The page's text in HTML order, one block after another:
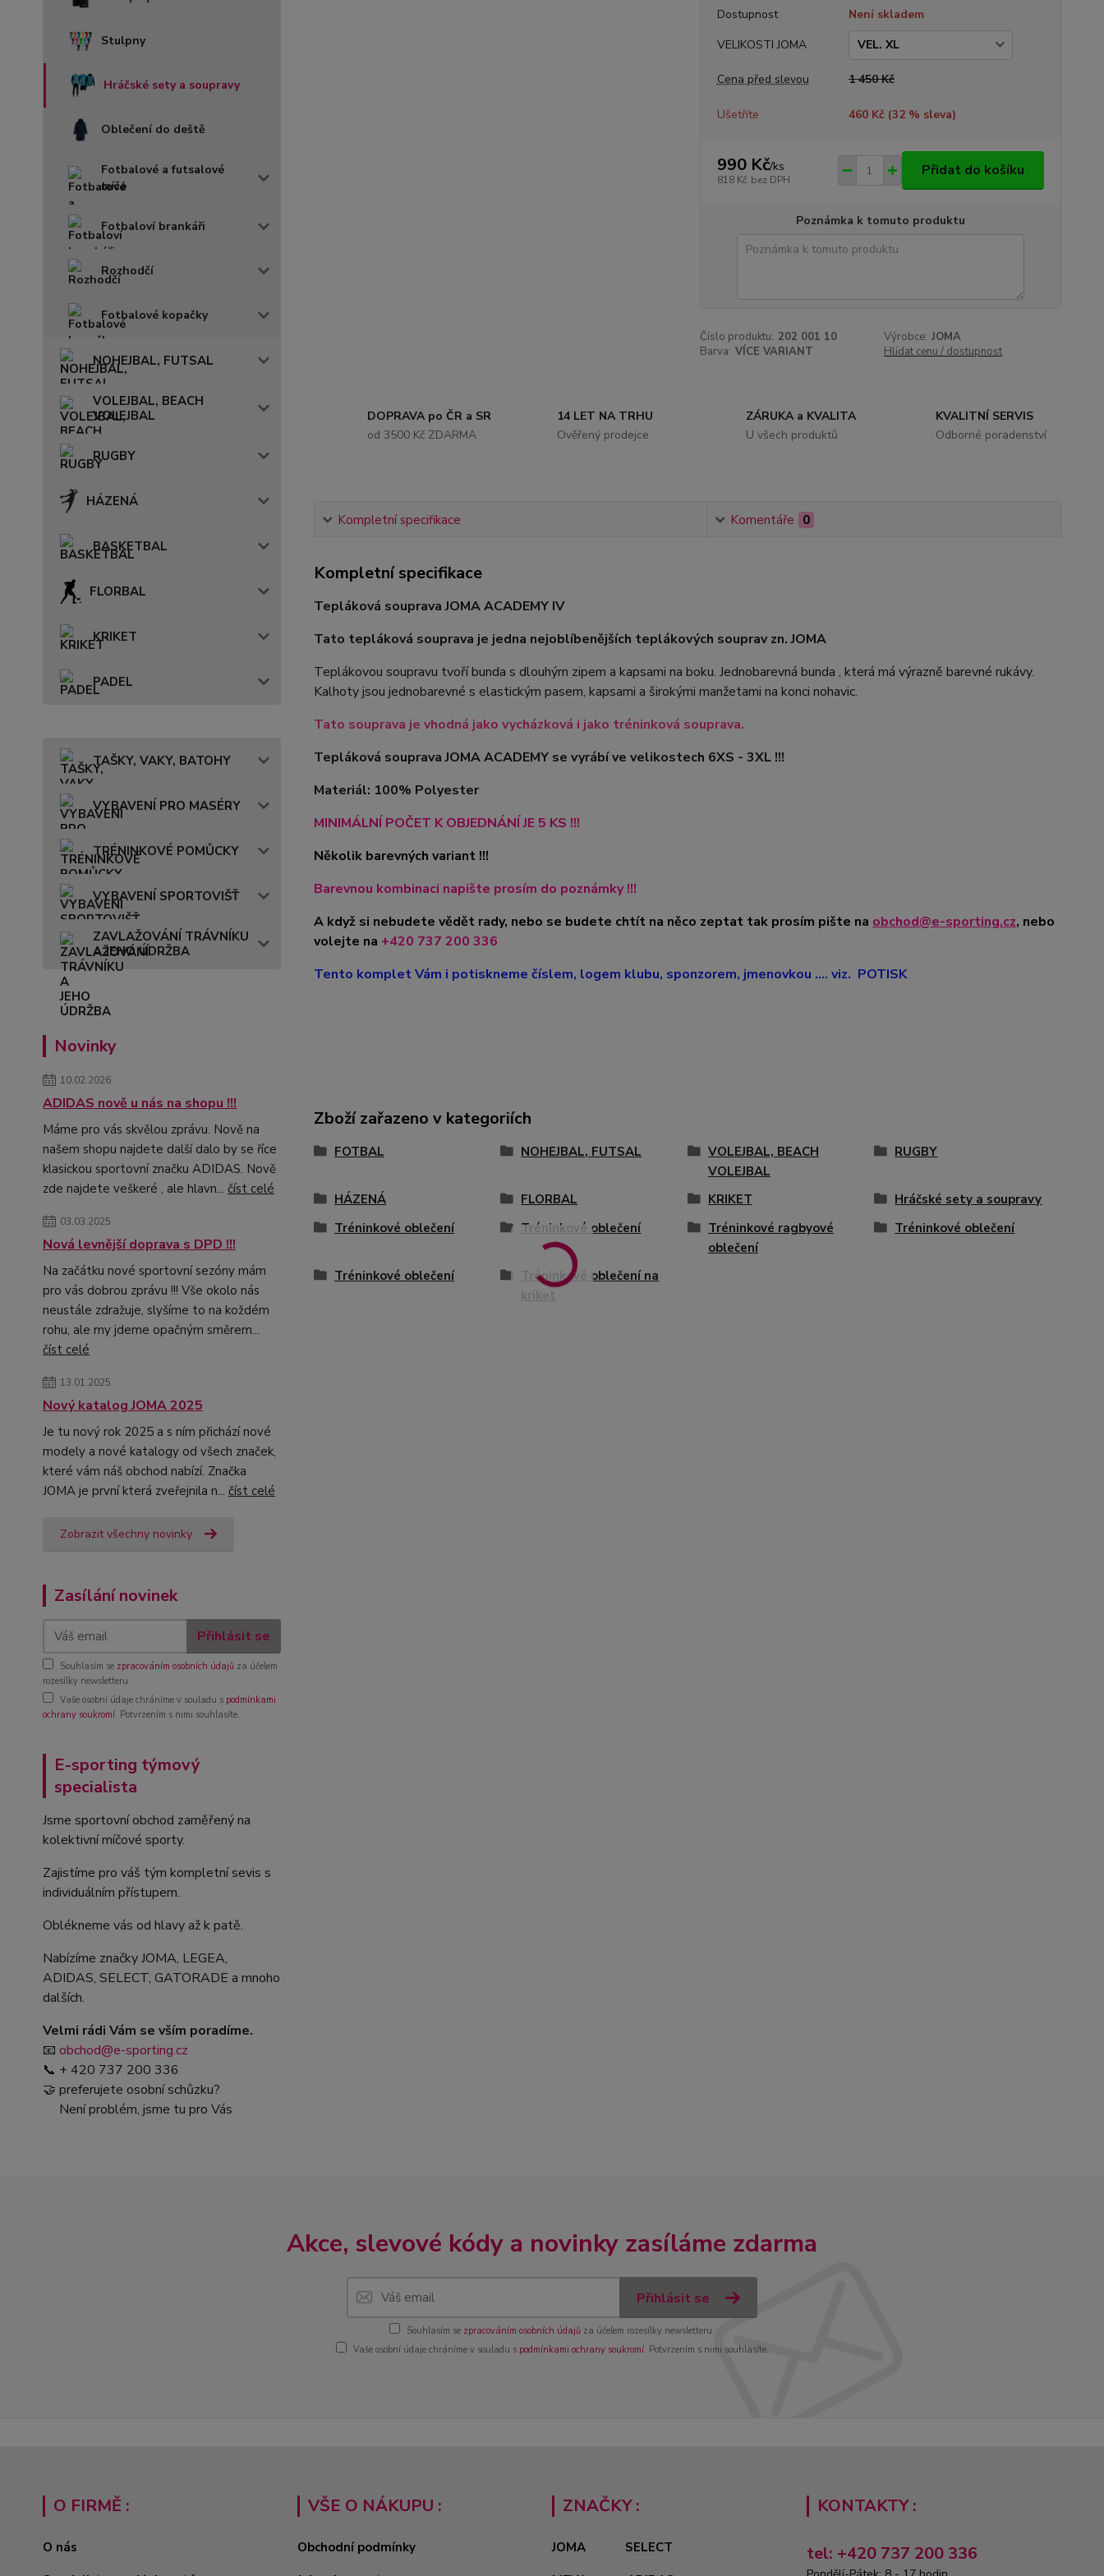
Stulpny
Hráčské sety a soupravy
Oblečení do deště
Fotbalové a futsalové
míče
Fotbaloví brankáři
Rozhodčí
Fotbalové kopačky
NOHEJBAL, FUTSAL
VOLEJBAL, BEACH
VOLEJBAL
RUGBY
HÁZENÁ
BASKETBAL
FLORBAL
KRIKET
PADEL
TAŠKY, VAKY, BATOHY
VYBAVENÍ PRO MASÉRY
TRÉNINKOVÉ POMŮCKY
VYBAVENÍ SPORTOVIŠŤ
ZAVLAŽOVÁNÍ TRÁVNÍKU
A JEHO ÚDRŽBA
Novinky
10.02.2026
ADIDAS nově u nás na shopu !!!
Máme pro vás skvělou zprávu. Nově na
našem shopu najdete další dalo by se říce
klasickou sportovní značku ADIDAS. Nově
zde najdete veškeré , ale hlavn... číst celé
03.03.2025
Nová levnější doprava s DPD !!!
Na začátku nové sportovní sezóny mám
pro vás dobrou zprávu !!! Vše okolo nás
neustále zdražuje, slyšíme to na koždém
rohu, ale my jdeme opačným směrem...
číst celé
13.01.2025
Nový katalog JOMA 2025
Je tu nový rok 2025 a s ním přichází nové
modely a nové katalogy od všech značek,
které vám náš obchod nabízí. Značka
JOMA je první která zveřejnila n... číst celé
Zobrazit všechny novinky
Zasílání novinek
Přihlásit se
Souhlasím se zpracováním osobních údajů za účelem
rozesílky newsletteru.
Vaše osobní údaje chráníme v souladu s podmínkami
ochrany soukromí. Potvrzením s nimi souhlasíte.
E-sporting týmový
specialista
Jsme sportovní obchod zaměřený na
kolektivní míčové sporty.
Zajistíme pro váš tým kompletní sevis s
individuálním přístupem.
Oblékneme vás od hlavy až k patě.
Nabízíme značky JOMA, LEGEA,
ADIDAS, SELECT, GATORADE a mnoho
dalších.
Velmi rádi Vám se vším poradíme.
📧 obchod@e-sporting.cz
📞 + 420 737 200 336
🤝 preferujete osobní schůzku?
Není problém, jsme tu pro Vás
Dostupnost
Není skladem
VELIKOSTI JOMA
Cena před slevou 1 450 Kč
Ušetříte 460 Kč (32% sleva)
990 Kč/ks
818 Kč bez DPH
Přidat do košíku
Poznámka k tomuto produktu
Číslo produktu: 202 001 10 Výrobce: JOMA
Barva: VÍCE VARIANT Hlídat cenu / dostupnost
DOPRAVA po ČR a SR
od 3500 Kč ZDARMA
14 LET NA TRHU
Ověřený prodejce
ZÁRUKA a KVALITA
U všech produktů
KVALITNÍ SERVIS
Odborné poradenství
Kompletní specifikace Komentáře 0
Kompletní specifikace
Tepláková souprava JOMA ACADEMY IV
Tato tepláková souprava je jedna nejoblíbenějších teplákových souprav zn. JOMA
Teplákovou soupravu tvoří bunda s dlouhým zipem a kapsami na boku. Jednobarevná bunda , která má výrazně barevné rukávy.
Kalhoty jsou jednobarevné s elastickým pasem, kapsami a širokými manžetami na konci nohavic.
Tato souprava je vhodná jako vycházková i jako tréninková souprava.
Tepláková souprava JOMA ACADEMY se vyrábí ve velikostech 6XS - 3XL !!!
Materiál: 100% Polyester
MINIMÁLNÍ POČET K OBJEDNÁNÍ JE 5 KS !!!
Několik barevných variant !!!
Barevnou kombinaci napište prosím do poznámky !!!
A když si nebudete vědět rady, nebo se budete chtít na něco zeptat tak prosím pište na obchod@e-sporting.cz, nebo
volejte na +420 737 200 336
Tento komplet Vám i potiskneme číslem, logem klubu, sponzorem, jmenovkou .... viz. POTISK
Zboží zařazeno v kategoriích
FOTBAL NOHEJBAL, FUTSAL
VOLEJBAL, BEACH
VOLEJBAL
RUGBY
HÁZENÁ FLORBAL KRIKET
Hráčské sety a soupravy
Tréninkové oblečení
Tréninkové oblečení
Tréninkové ragbyové
oblečení
Tréninkové oblečení
Tréninkové oblečení
Tréninkové oblečení na
Akce, slevové kódy a novinky zasíláme zdarma
Přihlásit se
Souhlasím se zpracováním osobních údajů za účelem rozesílky newsletteru.
Vaše osobní údaje chráníme v souladu s podmínkami ochrany soukromí. Potvrzením s nimi souhlasíte.
O FIRMĚ :
O nás
VŠE O NÁKUPU :
Obchodní podmínky
ZNAČKY :
JOMA
SELECT
KONTAKTY :
tel: +420 737 200 336